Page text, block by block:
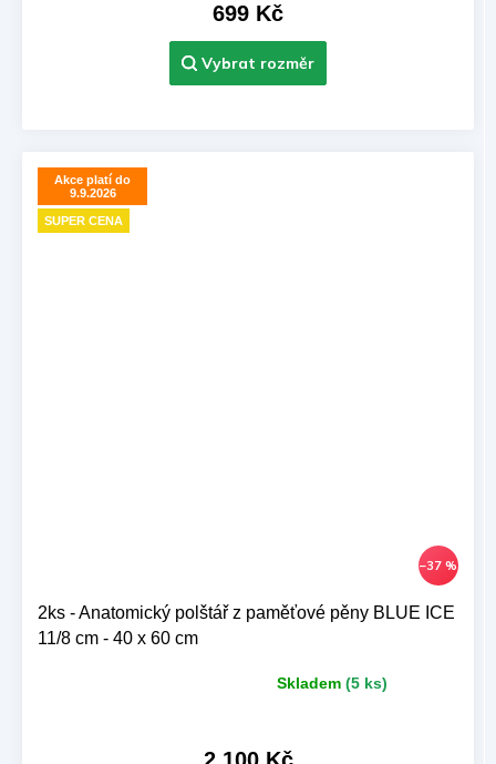
699 Kč
Akce platí do
9.9.2026
SUPER CENA
–37 %
2ks - Anatomický polštář z paměťové pěny BLUE ICE
11/8 cm - 40 x 60 cm
Skladem (5 ks)